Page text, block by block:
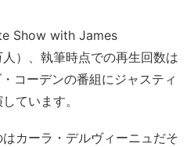
Show with James
）、執筆時点での再生回数は
コーデンの番組にジャスティ
ています。
カーラ・デルヴィーニュだそ